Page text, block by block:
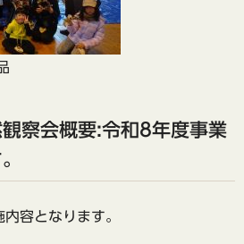
察会概要:令和8年度事業
容となります。